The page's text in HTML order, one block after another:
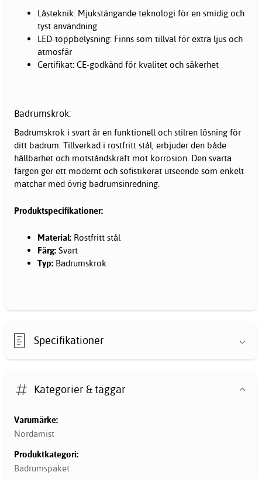
Låsteknik: Mjukstängande teknologi för en smidig och
tyst användning
LED-toppbelysning: Finns som tillval för extra ljus och
atmosfär
Certifikat: CE-godkänd för kvalitet och säkerhet
Badrumskrok:
Badrumskrok i svart är en funktionell och stilren lösning för
ditt badrum. Tillverkad i rostfritt stål, erbjuder den både
hållbarhet och motståndskraft mot korrosion. Den svarta
färgen ger ett modernt och sofistikerat utseende som enkelt
matchar med övrig badrumsinredning.
Produktspecifikationer:
Material: Rostfritt stål
Färg: Svart
Typ: Badrumskrok
Specifikationer
Kategorier & taggar
Varumärke:
Nordamist
Produktkategori:
Badrumspaket